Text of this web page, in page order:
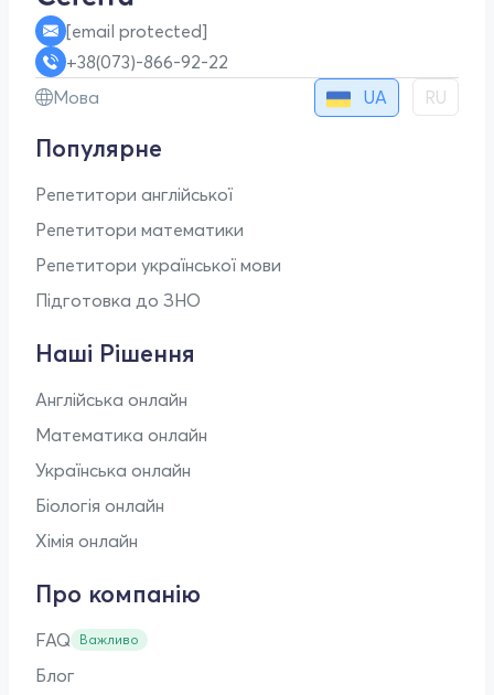
[email protected]
+38(073)-866-92-22
Мова
UA RU
Популярне
Репетитори англійської
Репетитори математики
Репетитори української мови
Підготовка до ЗНО
Наші Рішення
Англійська онлайн
Математика онлайн
Українська онлайн
Біологія онлайн
Хімія онлайн
Про компанію
FAQ Важливо
Блог